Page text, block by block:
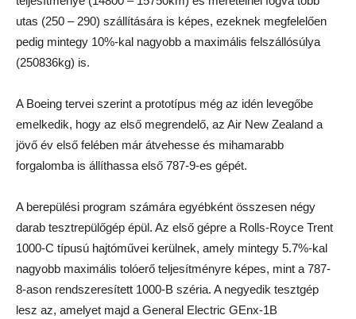
utas (250 – 290) szállítására is képes, ezeknek megfelelően
pedig mintegy 10%-kal nagyobb a maximális felszállósúlya
(250836kg) is.
A Boeing tervei szerint a prototípus még az idén levegőbe
emelkedik, hogy az első megrendelő, az Air New Zealand a
jövő év első felében már átvehesse és mihamarabb
forgalomba is állíthassa első 787-9-es gépét.
A berepülési program számára egyébként összesen négy
darab tesztrepülőgép épül. Az első gépre a Rolls-Royce Trent
1000-C típusú hajtóművei kerülnek, amely mintegy 5.7%-kal
nagyobb maximális tolóerő teljesítményre képes, mint a 787-
8-ason rendszeresített 1000-B széria. A negyedik tesztgép
lesz az, amelyet majd a General Electric GEnx-1B